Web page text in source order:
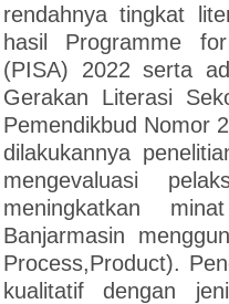
rendahnya tingkat
hasil Programme
(PISA) 2022 serta
Gerakan Literasi
Pemendikbud Nomor
dilakukannya
mengevaluasi
meningkatkan
Banjarmasin
Process,Product).
kualitatif dengan